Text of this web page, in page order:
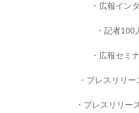
広報イン
記者100
広報セミ
プレスリリー
プレスリリー